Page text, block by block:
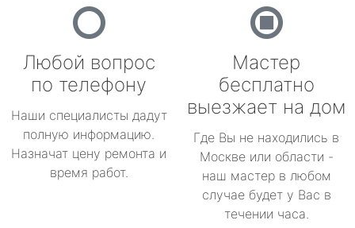
Любой вопрос
по телефону
Наши специалисты дадут
полную информацию.
Назначат цену ремонта и
время работ.
Мастер
бесплатно
выезжает на дом
Где Вы не находились в
Москве или области -
наш мастер в любом
случае будет у Вас в
течении часа.